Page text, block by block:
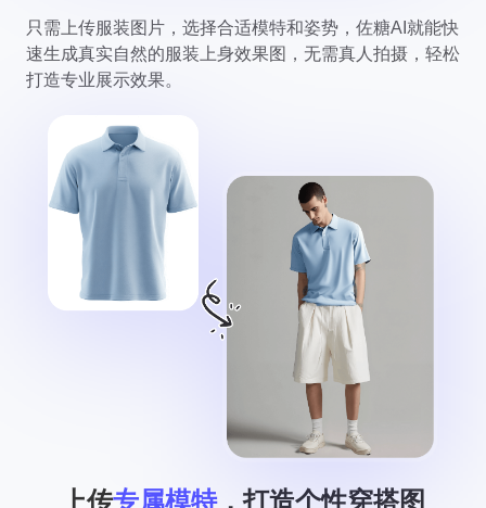
只需上传服装图片，选择合适模特和姿势，佐糖AI就能快
速生成真实自然的服装上身效果图，无需真人拍摄，轻松
打造专业展示效果。
上传专属模特，打造个性穿搭图